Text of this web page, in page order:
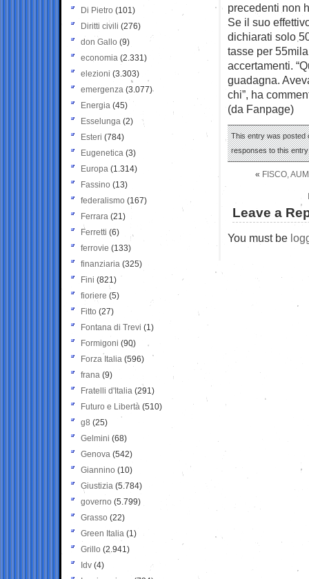
precedenti non
Se il suo
dichiarati solo
tasse per
accertamenti.
guadagna.
chi”, ha
(da Fanpage)
This entry was posted
responses to this
« FISCO,
Leave a
You must be
Di Pietro (101)
Diritti civili (276)
don Gallo (9)
economia (2.331)
elezioni (3.303)
emergenza (3.077)
Energia (45)
Esselunga (2)
Esteri (784)
Eugenetica (3)
Europa (1.314)
Fassino (13)
federalismo (167)
Ferrara (21)
Ferretti (6)
ferrovie (133)
finanziaria (325)
Fini (821)
fioriere (5)
Fitto (27)
Fontana di Trevi (1)
Formigoni (90)
Forza Italia (596)
frana (9)
Fratelli d'Italia (291)
Futuro e Libertà (510)
g8 (25)
Gelmini (68)
Genova (542)
Giannino (10)
Giustizia (5.784)
governo (5.799)
Grasso (22)
Green Italia (1)
Grillo (2.941)
Idv (4)